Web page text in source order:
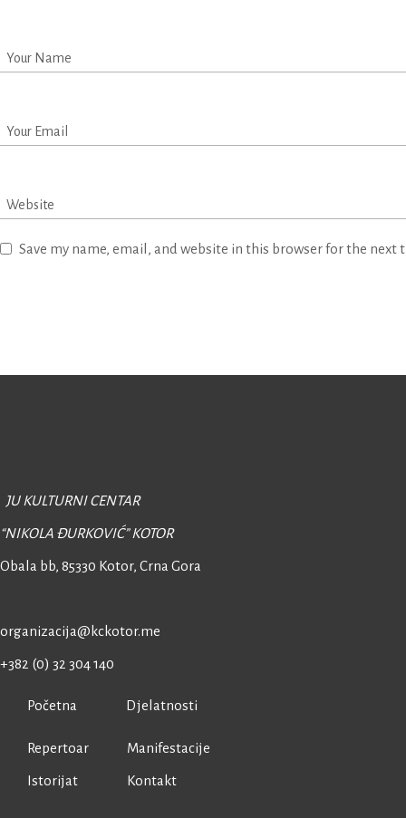
Save my name, email, and website in this browser for the next
JU KULTURNI CENTAR
“NIKOLA ĐURKOVIĆ” KOTOR
Obala bb, 85330 Kotor, Crna Gora
organizacija@kckotor.me
+382 (0) 32 304 140
Početna Djelatnosti
Repertoar Manifestacije
Istorijat Kontakt